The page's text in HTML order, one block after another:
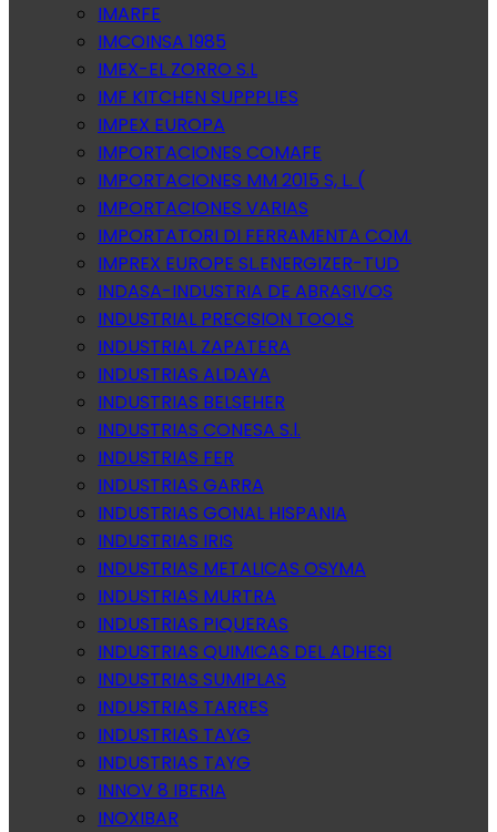
IMARFE
IMCOINSA 1985
IMEX-EL ZORRO S.L
IMF KITCHEN SUPPPLIES
IMPEX EUROPA
IMPORTACIONES COMAFE
IMPORTACIONES MM 2015 S, L. (
IMPORTACIONES VARIAS
IMPORTATORI DI FERRAMENTA COM.
IMPREX EUROPE SL.ENERGIZER-TUD
INDASA-INDUSTRIA DE ABRASIVOS
INDUSTRIAL PRECISION TOOLS
INDUSTRIAL ZAPATERA
INDUSTRIAS ALDAYA
INDUSTRIAS BELSEHER
INDUSTRIAS CONESA S.l.
INDUSTRIAS FER
INDUSTRIAS GARRA
INDUSTRIAS GONAL HISPANIA
INDUSTRIAS IRIS
INDUSTRIAS METALICAS OSYMA
INDUSTRIAS MURTRA
INDUSTRIAS PIQUERAS
INDUSTRIAS QUIMICAS DEL ADHESI
INDUSTRIAS SUMIPLAS
INDUSTRIAS TARRES
INDUSTRIAS TAYG
INDUSTRIAS TAYG
INNOV 8 IBERIA
INOXIBAR